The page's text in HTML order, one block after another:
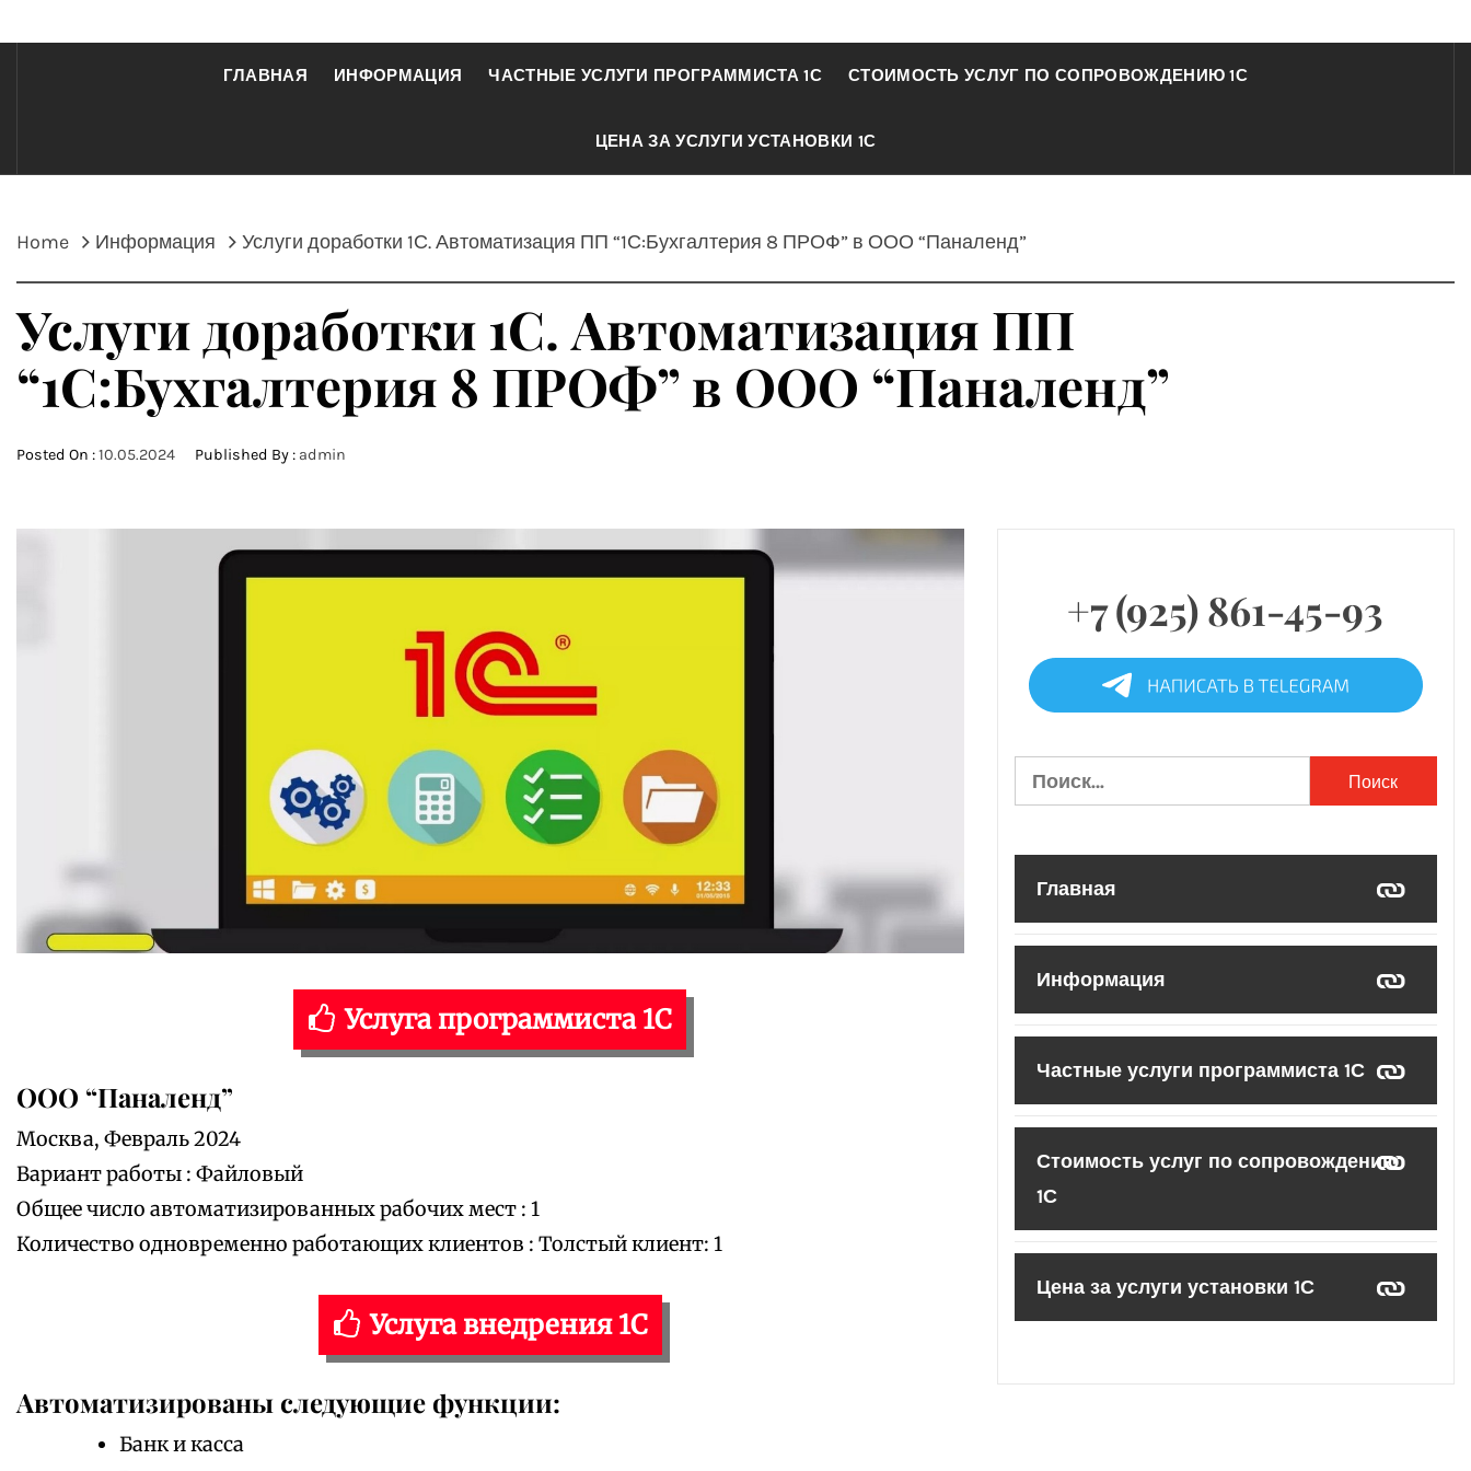
ГЛАВНАЯ ИНФОРМАЦИЯ ЧАСТНЫЕ УСЛУГИ ПРОГРАММИСТА 1С СТОИМОСТЬ УСЛУГ ПО СОПРОВОЖДЕНИЮ 1С
ЦЕНА ЗА УСЛУГИ УСТАНОВКИ 1С
Home Информация Услуги доработки 1С. Автоматизация ПП “1С:Бухгалтерия 8 ПРОФ” в ООО “Паналенд”
Услуги доработки 1С. Автоматизация ПП
“1С:Бухгалтерия 8 ПРОФ” в ООО “Паналенд”
Posted On :10.05.2024 Published By : admin
Услуга программиста 1С
ООО “Паналенд”
Москва, Февраль 2024
Вариант работы : Файловый
Общее число автоматизированных рабочих мест : 1
Количество одновременно работающих клиентов : Толстый клиент: 1
Услуга внедрения 1С
Автоматизированы следующие функции:
Банк и касса
+7 (925) 861-45-93
Найти:
Главная
Информация
Частные услуги программиста 1С
Стоимость услуг по сопровождению
1С
Цена за услуги установки 1С